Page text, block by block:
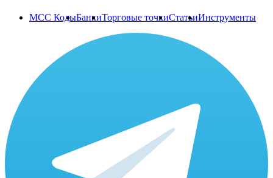
MCC КодыБанкиТорговые точкиСтатьиИнструменты